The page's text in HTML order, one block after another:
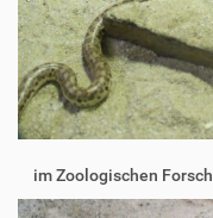
im Zoologischen